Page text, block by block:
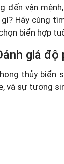
đến vận
Hãy cùng
biển hợp
giá độ
thủy biển
và sự tương